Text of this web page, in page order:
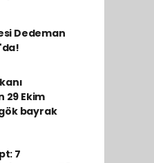
Dedeman
29 Ekim
gök bayrak
7